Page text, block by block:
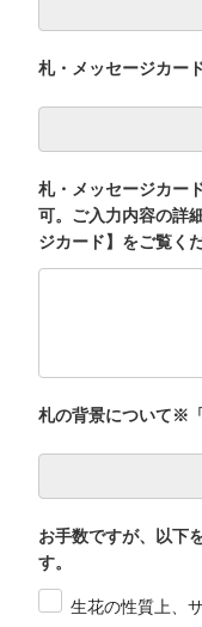
札・メッセージカー
札・メッセージカー
可。ご入力内容の詳
ジカード】をご覧く
札の背景について※
お手数ですが、以下
す。
生花の性質上、